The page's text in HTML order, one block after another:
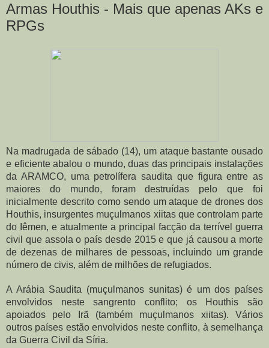
Armas Houthis - Mais que apenas AKs e
RPGs
Na madrugada de sábado (14), um ataque bastante ousado
e eficiente abalou o mundo, duas das principais instalações
da ARAMCO, uma petrolífera saudita que figura entre as
maiores do mundo, foram destruídas pelo que foi
inicialmente descrito como sendo um ataque de drones dos
Houthis, insurgentes muçulmanos xiitas que controlam parte
do Iêmen, e atualmente a principal facção da terrível guerra
civil que assola o país desde 2015 e que já causou a morte
de dezenas de milhares de pessoas, incluindo um grande
número de civis, além de milhões de refugiados.
A Arábia Saudita (muçulmanos sunitas) é um dos países
envolvidos neste sangrento conflito; os Houthis são
apoiados pelo Irã (também muçulmanos xiitas). Vários
outros países estão envolvidos neste conflito, à semelhança
da Guerra Civil da Síria.